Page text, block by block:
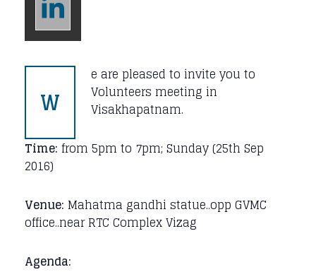
W
e are pleased to invite you to
Volunteers meeting in
Visakhapatnam.
Time: from 5pm to 7pm; Sunday (25th Sep
2016)
Venue: Mahatma gandhi statue..opp GVMC
office..near RTC Complex Vizag
Agenda: